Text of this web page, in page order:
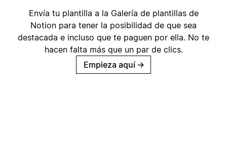
Envía tu plantilla a la Galería de plantillas de
Notion para tener la posibilidad de que sea
destacada e incluso que te paguen por ella. No te
hacen falta más que un par de clics.
Empieza aquí →